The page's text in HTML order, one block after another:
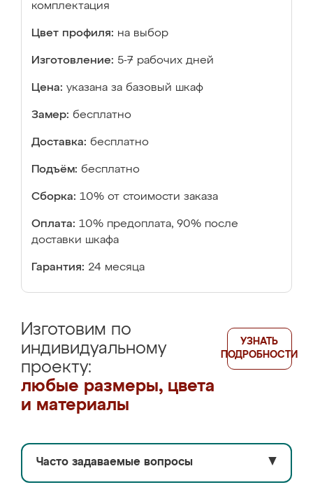
комплектация
Цвет профиля: на выбор
Изготовление: 5-7 рабочих дней
Цена: указана за базовый шкаф
Замер: бесплатно
Доставка: бесплатно
Подъём: бесплатно
Сборка: 10% от стоимости заказа
Оплата: 10% предоплата, 90% после
доставки шкафа
Гарантия: 24 месяца
Изготовим по
индивидуальному
проекту:
любые размеры, цвета
и материалы
УЗНАТЬ
ПОДРОБНОСТИ
Часто задаваемые вопросы ▼